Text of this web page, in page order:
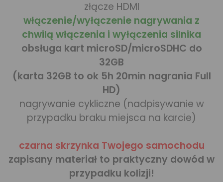
złącze HDMI
włączenie/wyłączenie nagrywania z
chwilą włączenia i wyłączenia silnika
obsługa kart microSD/microSDHC do
32GB
(karta 32GB to ok 5h 20min nagrania Full
HD)
nagrywanie cykliczne (nadpisywanie w
przypadku braku miejsca na karcie)
czarna skrzynka Twojego samochodu
zapisany materiał to praktyczny dowód w
przypadku kolizji!